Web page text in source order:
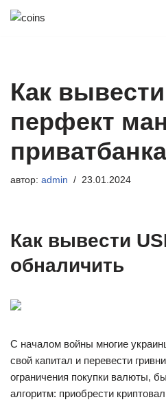
Как
перфект
приватбанка
автор: admin 23.01.2024
Как вывести
обналичить
С началом войны многие
свой капитал и перевести
ограничения покупки валюты,
алгоритм: приобрести